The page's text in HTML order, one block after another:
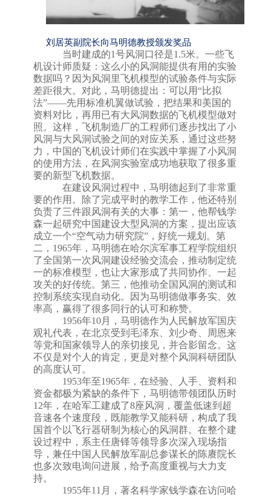
刘居英副院长向马明德教授颁发奖品
当时建成的1号风洞口径是1.5米。一些飞
机设计师质疑：这么小的风洞能提供有用的实验
数据吗？因为风洞里飞机模型的试验条件与实际
差距很大。对此，马明德提出：可以用“比拟
法”——先用标准机翼做试验，把结果和美国的
资料对比，再用已有大风洞数据的飞机模型做对
照。这样，飞机制造厂的工程师们逐步找出了小
风洞与大风洞试验之间的对应关系，通过这些努
力，中国的飞机设计师们在实践中掌握了小风洞
的使用方法，在风洞实验室成功地获取了很多重
要的新型飞机数据。
在建设风洞过程中，马明德起到了非常重
要的作用 。除了完成平时的教学工作，他还特别
负责了三件跟风洞有关的大事：第一，他帮钱学
森一起研究中国建设大型风洞的方案，提出应该
成立一个“空气动力研究院”，好统一规划。第
二， 1965年，马明德在哈尔滨军事工程学院组织
了全国第一次风洞建设经验交流会，推动制定统
一的标准模型，也让大家形成了共同协作、一起
攻关的好传统。第三，他推动全国风洞的测试和
控制系统实现自动化。因为马明德做事务实、效
率高，赢得了很多同行的认可和称赞。
1956年10月
，马明德作为人民解放军国庆
观礼代表，在北京受到毛泽东、刘少奇、周恩来
等党和国家领导人的亲切接见，并合影留念。这
不仅是对个人的肯定，更是对整个风洞科研团队
的高度认可。
1953年至1965年，在经验、人手、资料和
资金都极为紧缺的条件下，马明德带领团队历时
12年，在哈军工建成了8座风洞，覆盖低速到超
音速各个速度段，既能教学又能科研，构成了我
国首个以飞行器研制为核心的风洞群。在整个建
设过程中，系主任唐铎等领导多次深入现场指
导，兼任中国人民解放军副总参谋长的陈赓院长
也多次致电询问进展，给予高度重视与大力支
持。
1955年11 月 ，著名科学家钱学森在访问哈